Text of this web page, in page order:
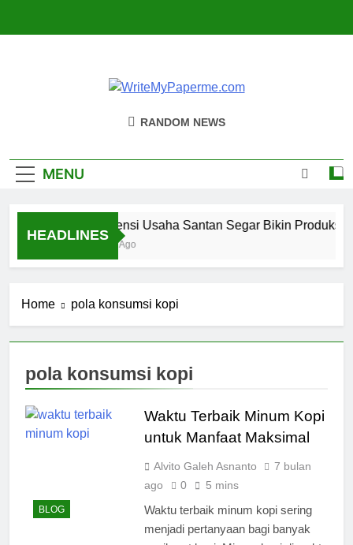
RANDOM NEWS
MENU
HEADLINES
Efisiensi Usaha Santan Segar Bikin Produksi
4 Hari Ago
Home pola konsumsi kopi
pola konsumsi kopi
BLOG
Waktu Terbaik Minum Kopi
untuk Manfaat Maksimal
Alvito Galeh Asnanto
7 bulan
ago
0 5 mins
Waktu terbaik minum kopi sering
menjadi pertanyaan bagi banyak